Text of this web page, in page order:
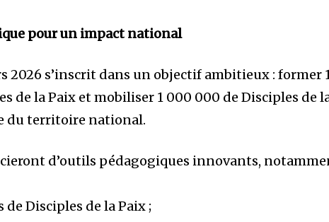
pour un impact national
2026 s’inscrit dans un objectif ambitieux : former
de la Paix et mobiliser 1 000 000 de Disciples de
du territoire national.
d’outils pédagogiques innovants,
de Disciples de la Paix ;